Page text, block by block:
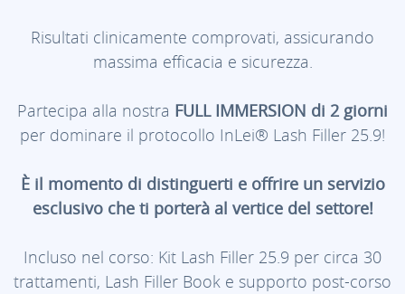
Risultati clinicamente comprovati, assicurando
massima efficacia e sicurezza.
Partecipa alla nostra FULL IMMERSION di 2 giorni
per dominare il protocollo InLei® Lash Filler 25.9!
È il momento di distinguerti e offrire un servizio
esclusivo che ti porterà al vertice del settore!
Incluso nel corso: Kit Lash Filler 25.9 per circa 30
trattamenti, Lash Filler Book e supporto post-corso